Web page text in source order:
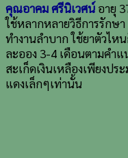
คุณอาคม ศรีนิเวศน์ อายุ
ใช้หลากหลายวิธีการรักษ
ทำงานลำบาก ใช้ยาตัวไ
ละออง 3-4 เดือนตามคำ
สะเก็ดเงินเหลืองเพียงปร
แดงเล็กๆเท่านั้น